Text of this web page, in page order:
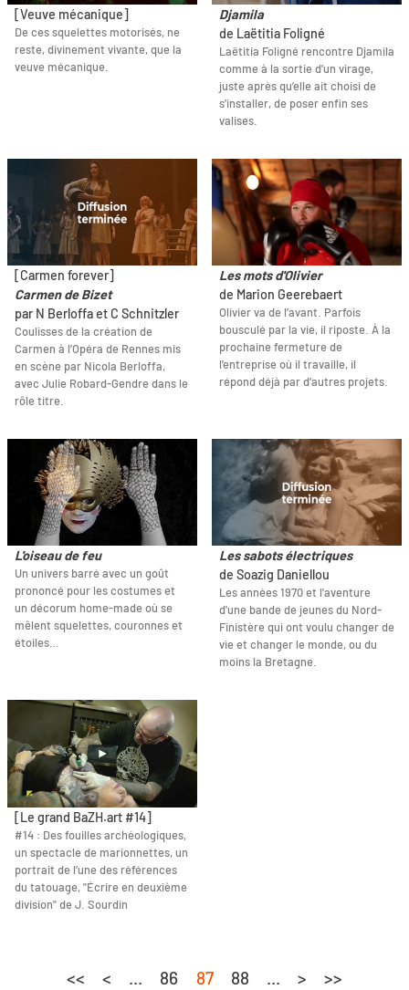
[Veuve mécanique]
De ces squelettes motorisés, ne
reste, divinement vivante, que la
veuve mécanique.
Djamila
de Laëtitia Foligné
Laëtitia Foligné rencontre Djamila
comme à la sortie d’un virage,
juste après qu’elle ait choisi de
s’installer, de poser enfin ses
valises.
[Carmen forever]
Carmen de Bizet
par N Berloffa et C Schnitzler
Coulisses de la création de
Carmen à l’Opéra de Rennes mis
en scène par Nicola Berloffa,
avec Julie Robard-Gendre dans le
rôle titre.
Les mots d'Olivier
de Marion Geerebaert
Olivier va de l’avant. Parfois
bousculé par la vie, il riposte. À la
prochaine fermeture de
l’entreprise où il travaille, il
répond déjà par d’autres projets.
L'oiseau de feu
Un univers barré avec un goût
prononcé pour les costumes et
un décorum home-made où se
mêlent squelettes, couronnes et
étoiles…
Les sabots électriques
de Soazig Daniellou
Les années 1970 et l'aventure
d'une bande de jeunes du Nord-
Finistère qui ont voulu changer de
vie et changer le monde, ou du
moins la Bretagne.
[Le grand BaZH.art #14]
#14 : Des fouilles archéologiques,
un spectacle de marionnettes, un
portrait de l’une des références
du tatouage, "Écrire en deuxième
division" de J. Sourdin
<< < ... 86 87 88 ... > >>